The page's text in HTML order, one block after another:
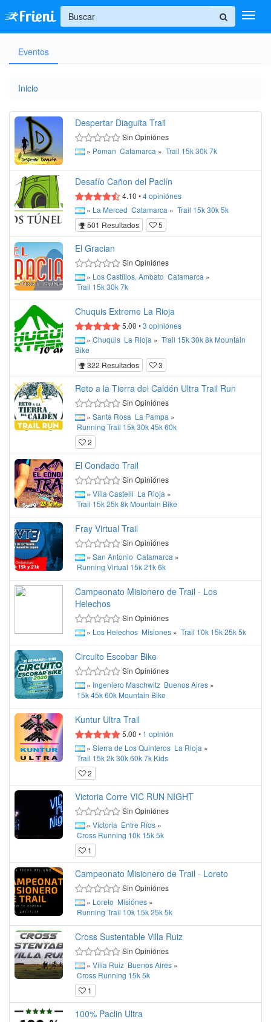
Ingresar
+
Eventos
Inicio
Despertar Diaguita Trail
Sin Opiniónes
» Poman Catamarca » Trail 15k30k7k
Desafío Cañon del Paclín
4.10 •4opiniónes
» La Merced Catamarca » Trail 15k30k5k
501 Resultados
5
El Gracian
Sin Opiniónes
» Los Castillos, Ambato Catamarca »
Trail 15k30k7k
Chuquis Extreme La Rioja
5.00 •3 opiniónes
» Chuquis La Rioja » Trail 15k30k8k Mountain
Bike
322 Resultados
3
Reto a la Tierra del Caldén Ultra Trail Run
Sin Opiniónes
» Santa Rosa La Pampa »
Running Trail 15k30k45k60k
2
El Condado Trail
Sin Opiniónes
» Villa Castelli La Rioja »
Trail 15k25k8k Mountain Bike
Fray Virtual Trail
Sin Opiniónes
» San Antonio Catamarca »
Running Virtual 15k21k6k
Campeonato Misionero de Trail - Los
Helechos
Sin Opiniónes
» Los Helechos Misiones » Trail 10k 15k25k5k
Circuito Escobar Bike
Sin Opiniónes
» Ingeniero Maschwitz Buenos Aires »
15k45k60k Mountain Bike
Kuntur Ultra Trail
5.00 • 1 opinión
» Sierra de Los Quinteros La Rioja »
Trail 15k2k30k60k7k Kids
2
Victoria Corre VIC RUN NIGHT
Sin Opiniónes
» Victoria Entre Ríos »
Cross Running 10k 15k5k
1
Campeonato Misionero de Trail - Loreto
Sin Opiniónes
» Loreto Misiónes »
Running Trail 10k 15k25k5k
Cross Sustentable Villa Ruiz
Sin Opiniónes
» Villa Ruiz Buenos Aires »
Cross Running 15k5k
1
100% Paclin Ultra